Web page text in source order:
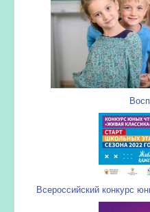
Всероссийский конкурс